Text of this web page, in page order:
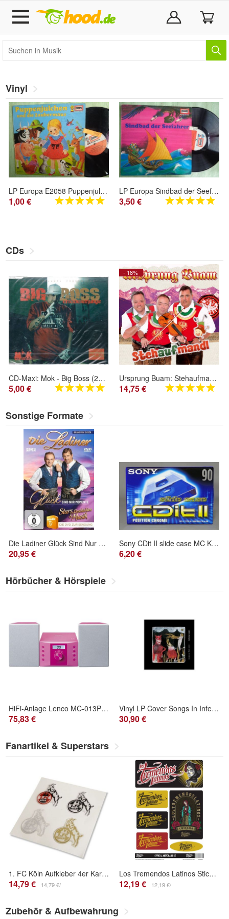
Vinyl
LP Europa E2058 Puppenjulchen und die Zaubermaus Heikedine Körting Hörspiel
1,00 €
LP Europa Sindbad der Seefahrer 1001 Nacht Eberhard Alexander Burg 1-4
3,50 €
CDs
CD-Maxi: Mok - Big Boss (2007) Ersböserjunge
5,00 €
- 18%
Ursprung Buam: Stehaufmandl - Tyrolis Handels-GmbH - (CD / S)
14,75 €
Sonstige Formate
Die Ladiner Glück Sind Nur Momente Stars, eschichten & Musik DVD Schlager Hits
20,95 €
Sony CDit II slide case MC Kassette Leerkassette 90min NEU Originalverpackt
6,20 €
Hörbücher & Hörspiele
HiFi-Anlage Lenco MC-013PK in Rosa mit CD-Player
75,83 €
Vinyl LP Cover Songs In Inferno - Mysteriöses Album
30,90 €
Fanartikel & Superstars
1. FC Köln Aufkleber 4er Karte 5020027
14,79 € 14,79 €/
Los Tremendos Latinos Sticker Set A4
12,19 € 12,19 €/
Zubehör & Aufbewahrung